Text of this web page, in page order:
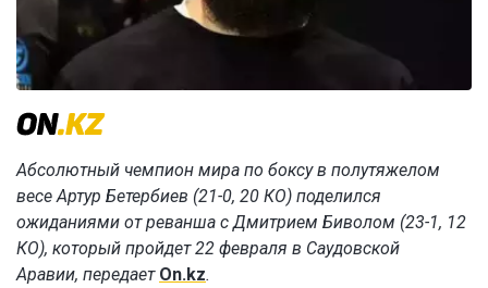
Абсолютный чемпион мира по боксу в полутяжелом
весе Артур Бетербиев (21-0, 20 КО) поделился
ожиданиями от реванша с Дмитрием Биволом (23-1, 12
КО), который пройдет 22 февраля в Саудовской
Аравии, передает On.kz.